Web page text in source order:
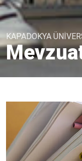
KAPADOKYA